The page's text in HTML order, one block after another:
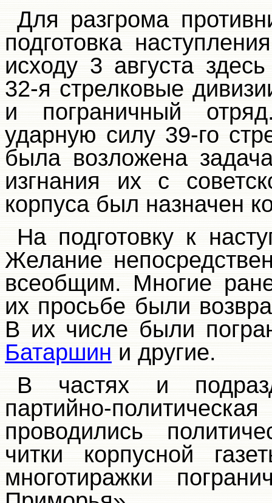
Для разгрома
подготовка
исходу 3 августа
32-я стрелковые
и пограничный
ударную силу 39-го
была возложена
изгнания их с
корпуса был назначен
На подготовку к
Желание
всеобщим. Многие
их просьбе были
В их числе были
Батаршин и другие.
В частях и
партийно-
проводились
читки корпусной
многотиражки